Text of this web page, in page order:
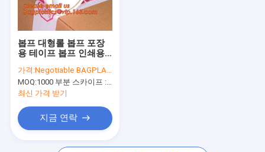
공장 여행
인용문을 요구하세요
생분해 가능한 가방
봅프 대형롤 봅프 포장
용 테이프 봅프 인쇄용
최고 명백한 포장용 테
이프, BAGEASE
BAGPLASTICS 팩
가격:Negotiable BAGPLASTICS@YAHOO.COM
MOQ:1000 부분 스카이프 : 마이데아르닐
최신 가격 받기
지금 연락